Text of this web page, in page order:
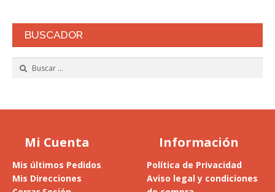
BUSCADOR
Buscar:
Mi Cuenta
Mis últimos Pedidos
Mis Direcciones
Información
Política de Privacidad
Aviso legal y condiciones